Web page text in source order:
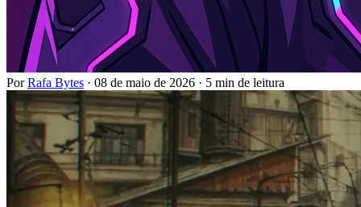
PorRafa Bytes · 08 de maio de 2026 · 5 min de leitura